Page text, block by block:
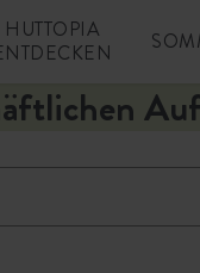
HUTTOPIA